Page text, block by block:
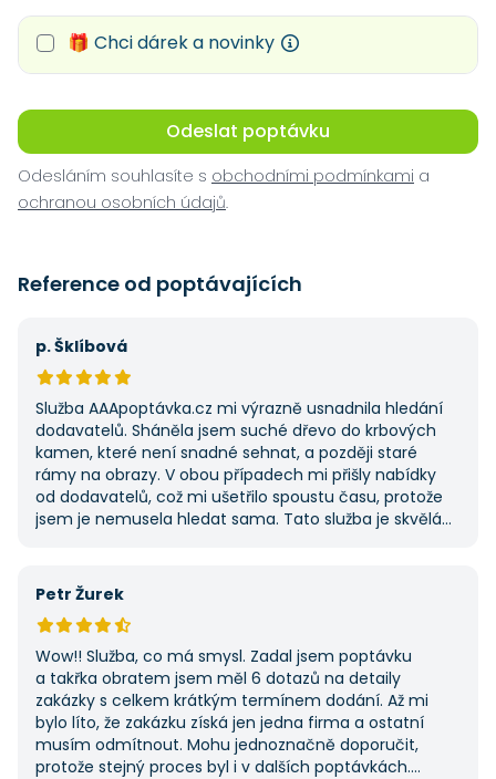
🎁 Chci dárek a novinky
Odeslat poptávku
Odesláním souhlasíte s obchodními podmínkami a
ochranou osobních údajů.
Reference od poptávajících
p. Šklíbová
Služba AAApoptávka.cz mi výrazně usnadnila hledání
dodavatelů. Sháněla jsem suché dřevo do krbových
kamen, které není snadné sehnat, a později staré
rámy na obrazy. V obou případech mi přišly nabídky
od dodavatelů, což mi ušetřilo spoustu času, protože
jsem je nemusela hledat sama. Tato služba je skvělá
Petr Žurek
Wow!! Služba, co má smysl. Zadal jsem poptávku
a takřka obratem jsem měl 6 dotazů na detaily
zakázky s celkem krátkým termínem dodání. Až mi
bylo líto, že zakázku získá jen jedna firma a ostatní
musím odmítnout. Mohu jednoznačně doporučit,
protože stejný proces byl i v dalších poptávkách.